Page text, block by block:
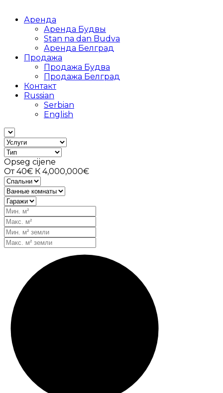
Аренда
Аренда Будвы
Stan na dan Budva
Аренда Белград
Продажа
Продажа Будва
Продажа Белград
Контакт
Russian
Serbian
English
Opseg cijene
От40€ К 4,000,000€